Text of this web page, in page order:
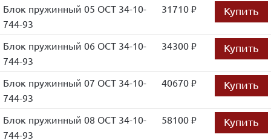
Блок пружинный 05 ОСТ 34-10-
744-93
31710 руб. Купить
Блок пружинный 06 ОСТ 34-10-
744-93
34300 руб. Купить
Блок пружинный 07 ОСТ 34-10-
744-93
40670 руб. Купить
Блок пружинный 08 ОСТ 34-10-
744-93
58100 руб. Купить